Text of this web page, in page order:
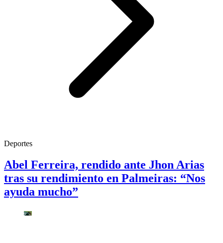
Deportes
Abel Ferreira, rendido ante Jhon Arias
tras su rendimiento en Palmeiras: “Nos
ayuda mucho”